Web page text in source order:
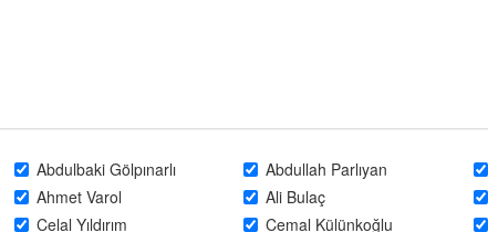
Abdulbaki Gölpınarlı Abdullah Parlıyan
Ahmet Varol
Ali Bulaç
Celal Yıldırım Cemal Külünkoğlu